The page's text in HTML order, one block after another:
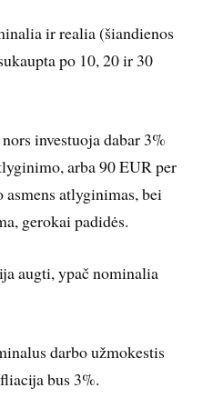
ir realia (šiandienos
po 10, 20 ir 30
investuoja dabar 3%
arba 90 EUR per
atlyginimas, bei
gerokai padidės.
augti, ypač nominalia
darbo užmokestis
bus 3%.